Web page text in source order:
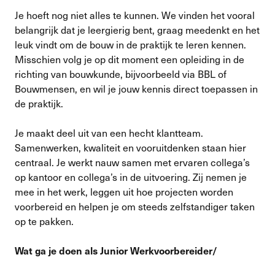
Je hoeft nog niet alles te kunnen. We vinden het vooral
belangrijk dat je leergierig bent, graag meedenkt en het
leuk vindt om de bouw in de praktijk te leren kennen.
Misschien volg je op dit moment een opleiding in de
richting van bouwkunde, bijvoorbeeld via BBL of
Bouwmensen, en wil je jouw kennis direct toepassen in
de praktijk.
Je maakt deel uit van een hecht klantteam.
Samenwerken, kwaliteit en vooruitdenken staan hier
centraal. Je werkt nauw samen met ervaren collega’s
op kantoor en collega’s in de uitvoering. Zij nemen je
mee in het werk, leggen uit hoe projecten worden
voorbereid en helpen je om steeds zelfstandiger taken
op te pakken.
Wat ga je doen als Junior Werkvoorbereider/